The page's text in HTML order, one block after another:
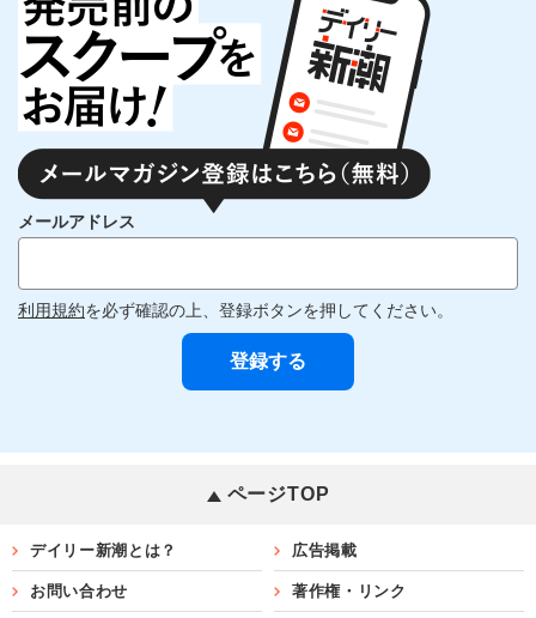
メールアドレス
利用規約を必ず確認の上、登録ボタンを押してください。
ページTOP
デイリー新潮とは？ 広告掲載
お問い合わせ 著作権・リンク